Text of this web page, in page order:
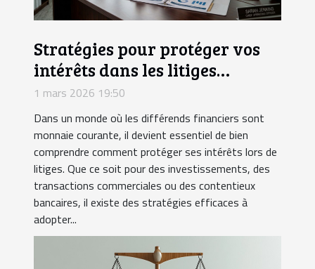
Stratégies pour protéger vos
intérêts dans les litiges
financiers
1 mars 2026 19:50
Dans un monde où les différends financiers sont
monnaie courante, il devient essentiel de bien
comprendre comment protéger ses intérêts lors de
litiges. Que ce soit pour des investissements, des
transactions commerciales ou des contentieux
bancaires, il existe des stratégies efficaces à
adopter...